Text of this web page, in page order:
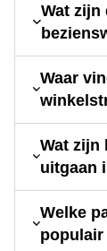
Wat zijn
Waar
Wat zijn
uitgaan
Welke
populair